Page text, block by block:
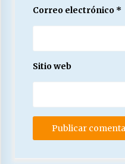
Correo electrónico *
Sitio web